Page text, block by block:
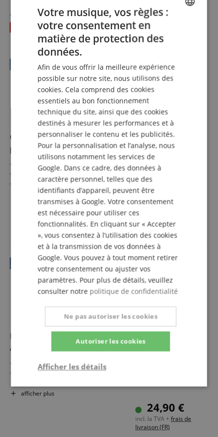
Couleur : noir
Lot de 2 pièces
32,90 €
incl. la TVA +
livraison (FR)
au lieu de 39,98€
vous économisez 7,08 €
Classic Cantabile KT-30GD MardiBrass Tuba Bb en
plastique Or
Extrêmement légère et très stable
Résistante aux intempéries
Son très beau, rond et attaque facile dans toutes les
tessitures
Corps en ABS plastique, soudure/mécanisme en laiton
Inclus housse de transport et embouchure
afficher plus
1.190,00 €
incl. la TVA +
livraison (FR)
Pronomic SPS-1S BK Pieds d'enceintes Support En
Acier Noir
Pied d'enceinte en acier
Structure tripode stable avec grandes vis de serrage
Réglable de env. 120 à 193 cm
afficher plus
24,90 €
incl. la TVA + frais de
livraison (FR)
FRENCH
SPANISH
Votre musique, vos règles :
votre consentement en
matière de protection des
données.
Afin de vous offrir la meilleure expérience
possible sur notre site, nous utilisons des
cookies. Cela comprend des cookies
essentiels au bon fonctionnement
technique du site, ainsi que des cookies
destinés à mesurer les performances et à
personnaliser le contenu et les publicités.
Pour la personnalisation et l’analyse, nous
utilisons notamment les services de
Google. Dans ce cadre, des données à
caractère personnel, telles que des
identifiants d’appareil, peuvent être
transmises à Google. Votre consentement
est nécessaire pour utiliser ces
fonctionnalités. En cliquant sur « Accepter
», vous consentez à l’utilisation des cookies
et à la transmission de vos données à
Google. Vous pouvez à tout moment retirer
votre consentement ou ajuster vos
paramètres. Pour plus de détails, veuillez
consulter notre politique de confidentialité
Autoriser les cookies
Ne pas autoriser les cookies
Afficher les détails
Strictement
nécessaire
Performance Ciblage